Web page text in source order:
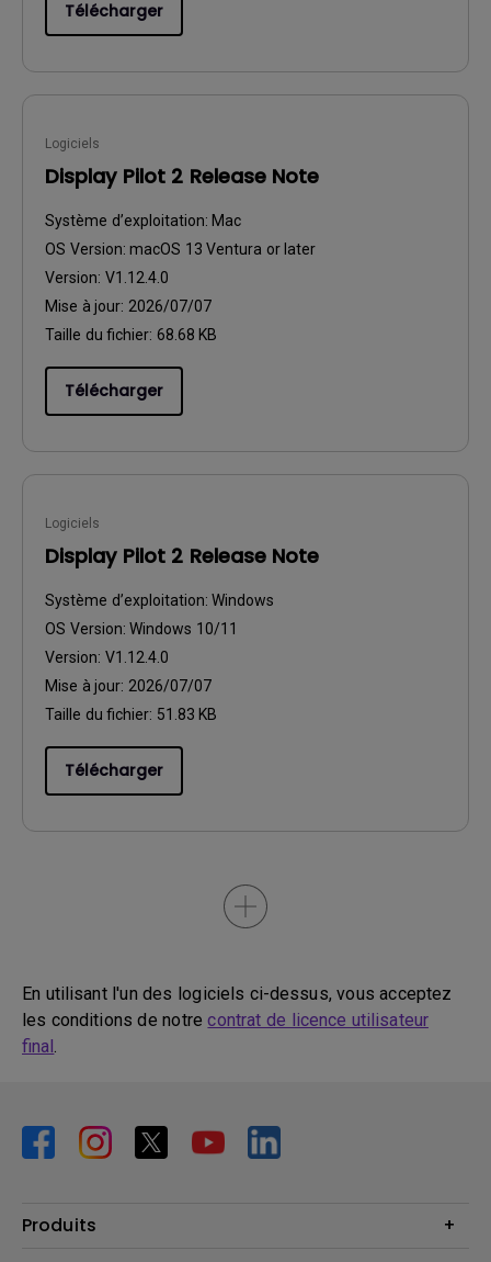
Télécharger
Logiciels
Display Pilot 2 Release Note
Système d’exploitation: Mac
OS Version: macOS 13 Ventura or later
Version: V1.12.4.0
Mise à jour: 2026/07/07
Taille du fichier: 68.68 KB
Télécharger
Logiciels
Display Pilot 2 Release Note
Système d’exploitation: Windows
OS Version: Windows 10/11
Version: V1.12.4.0
Mise à jour: 2026/07/07
Taille du fichier: 51.83 KB
Télécharger
En utilisant l'un des logiciels ci-dessus, vous acceptez
les conditions de notrecontrat de licence utilisateur
final.
Produits